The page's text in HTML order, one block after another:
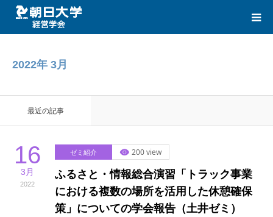
2022年 3月
最近の記事
16
3月
2022
ゼミ紹介 200 view
ふるさと・情報総合演習「トラック事業
における複数の場所を活用した休憩確保
策」についての学会報告（土井ゼミ）
CONTACT